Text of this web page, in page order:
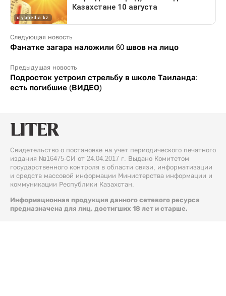
Следующая новость
Фанатке загара наложили 60 швов на лицо
Предыдущая новость
Подросток устроил стрельбу в школе Таиланда:
есть погибшие (ВИДЕО)
Свидетельство о постановке на учет периодического печатного
издания №16475-СИ от 24.04.2017 г. Выдано Комитетом
государственного контроля в области связи, информатизации
и средств массовой информации Министерства информации и
коммуникации Республики Казахстан.
Информационная продукция данного сетевого ресурса
предназначена для лиц, достигших 18 лет и старше.